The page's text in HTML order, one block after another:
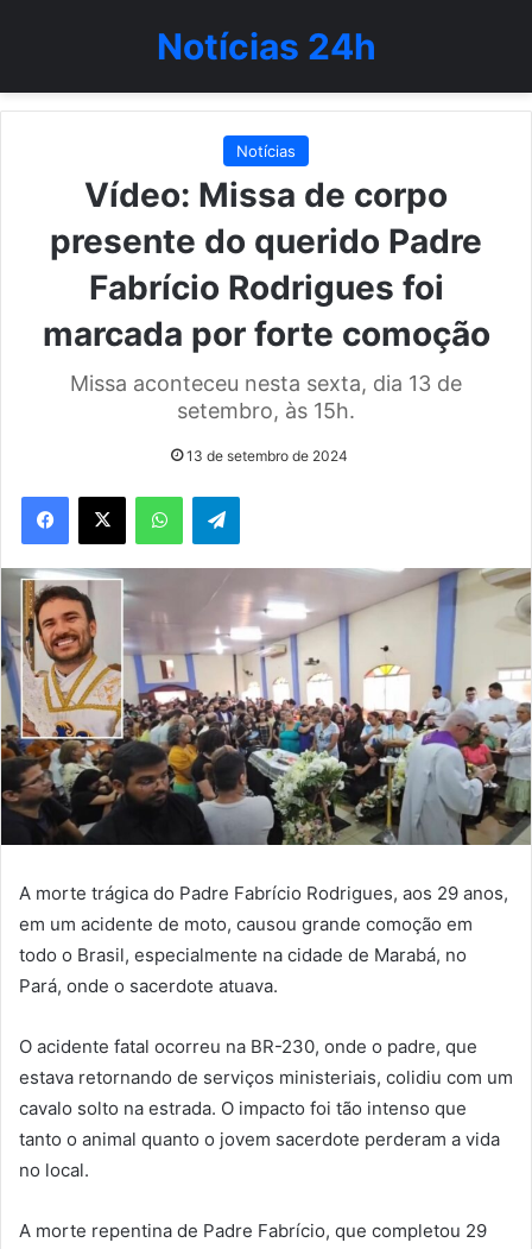
Notícias 24h
Notícias
Vídeo: Missa de corpo
presente do querido Padre
Fabrício Rodrigues foi
marcada por forte comoção
Missa aconteceu nesta sexta, dia 13 de
setembro, às 15h.
13 de setembro de 2024
WhatsAppTelegram
A morte trágica do Padre Fabrício Rodrigues, aos 29 anos,
em um acidente de moto, causou grande comoção em
todo o Brasil, especialmente na cidade de Marabá, no
Pará, onde o sacerdote atuava.
O acidente fatal ocorreu na BR-230, onde o padre, que
estava retornando de serviços ministeriais, colidiu com um
cavalo solto na estrada. O impacto foi tão intenso que
tanto o animal quanto o jovem sacerdote perderam a vida
no local.
A morte repentina de Padre Fabrício, que completou 29